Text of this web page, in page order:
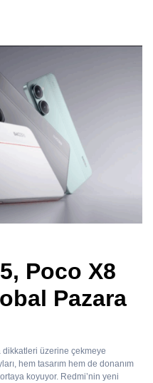
Poco X8
Pazara
dikkatleri üzerine çekmeye
hem tasarım hem de donanım
koyuyor. Redmi’nin yeni